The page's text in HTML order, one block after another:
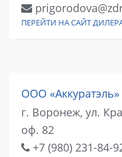
ПЕРЕЙТИ НА САЙТ
ООО «Аккуратэль»
г. Воронеж, ул.
оф. 82
+7 (980) 231-84-